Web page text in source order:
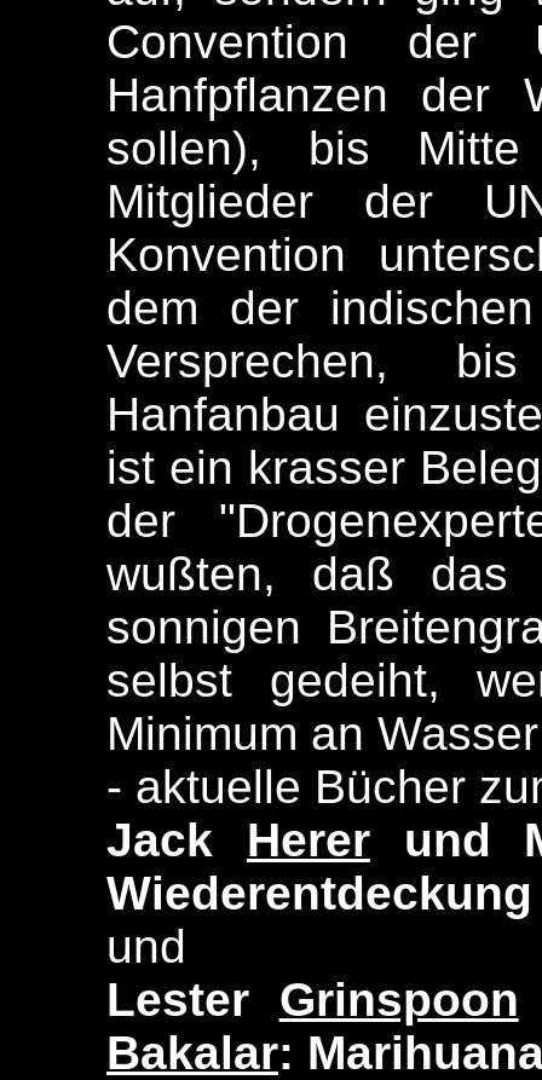
Convention
Hanfpflanzen der
sollen), bis
Mitglieder der
Konvention
dem der
Versprechen,
Hanfanbau
ist ein krasser
der
wußten, daß das
sonnigen
selbst gedeiht,
Minimum an
- aktuelle Bücher
Jack Hererund
und
Lester Grinspoon
Bakalar: